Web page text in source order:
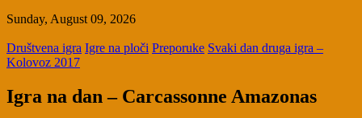
Sunday, August 09, 2026
Društvena igra Igre na ploči Preporuke Svaki dan druga igra –
Kolovoz 2017
Igra na dan – Carcassonne Amazonas